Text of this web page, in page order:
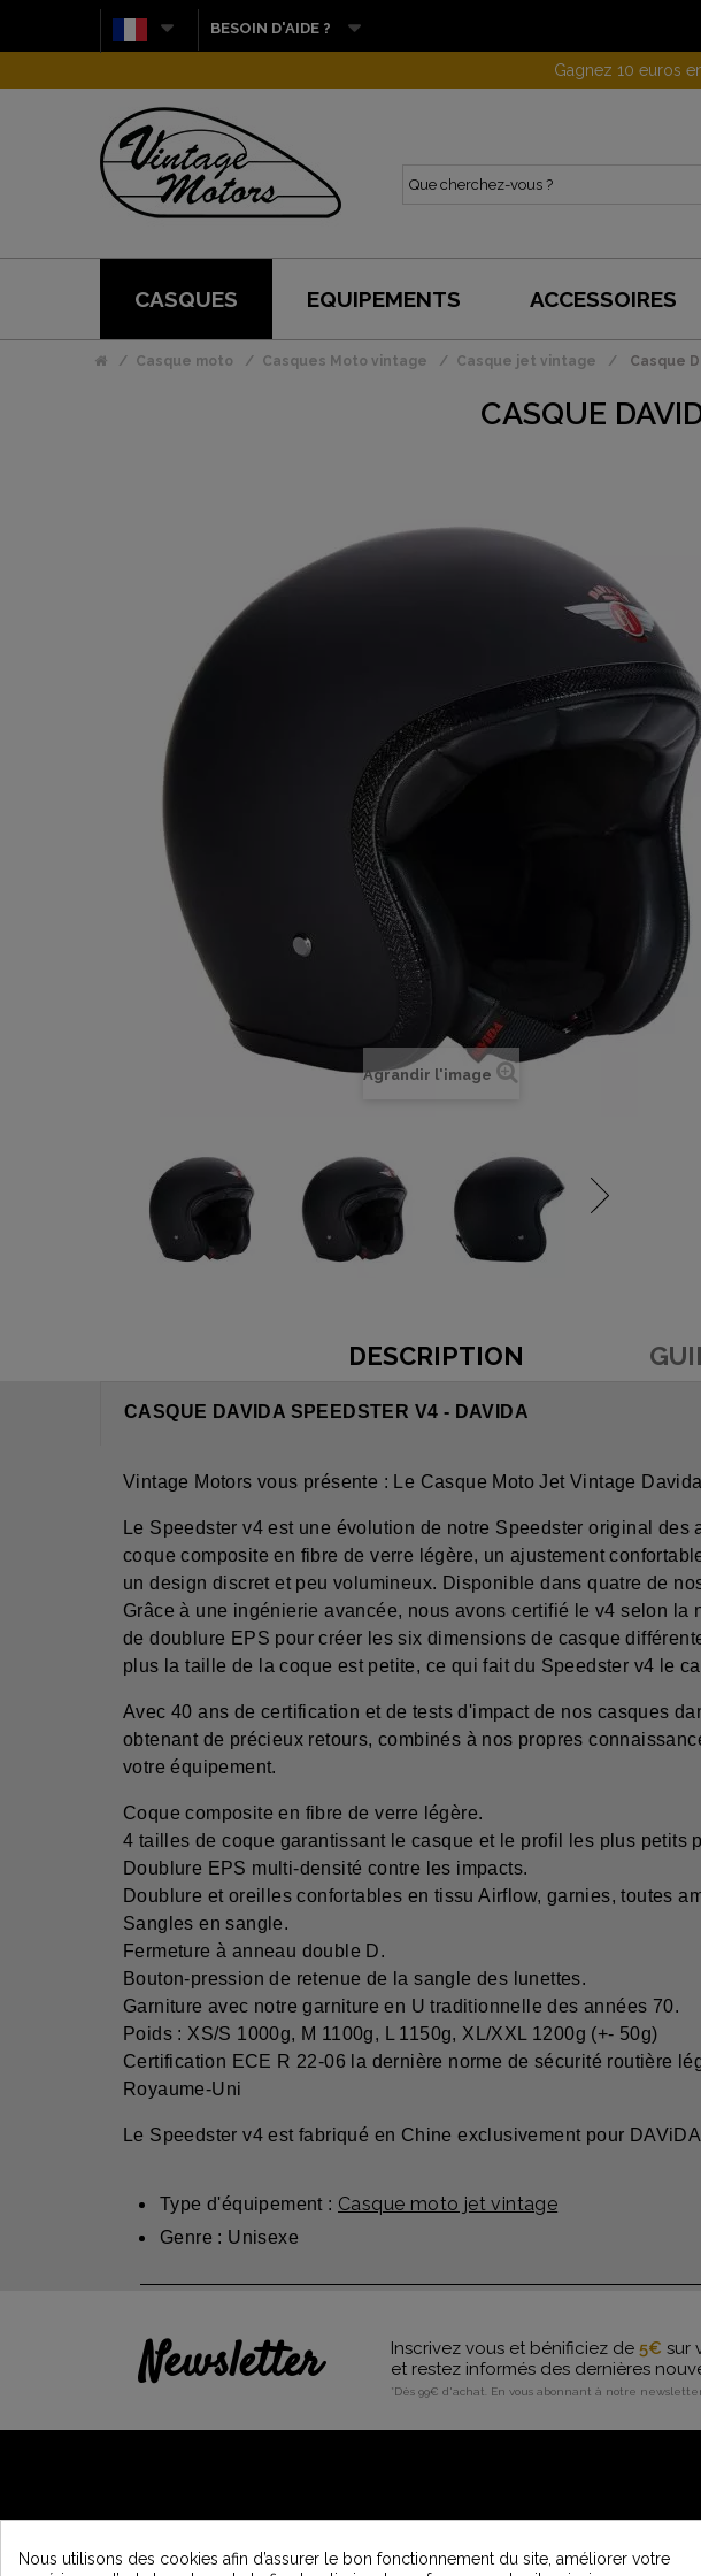
BESOIN D'AIDE ?
Gagnez 10 euros
CASQUES EQUIPEMENTS ACCESSOIRES
Casque moto Casques Moto vintage Casque jet vintage Casque
CASQUE
Agrandir l'image
DESCRIPTION
CASQUE DAVIDA SPEEDSTER V4 - DAVIDA
Vintage Motors vous présente : Le Casque Moto Jet Vintage
Le Speedster v4 est une évolution de notre Speedster original
coque composite en fibre de verre légère, un ajustement
un design discret et peu volumineux. Disponible dans quatre de
Grâce à une ingénierie avancée, nous avons certifié le v4 selon
de doublure EPS pour créer les six dimensions de casque
plus la taille de la coque est petite, ce qui fait du Speedster v4 le
Avec 40 ans de certification et de tests d'impact de nos casques
obtenant de précieux retours, combinés à nos propres
votre équipement.
Coque composite en fibre de verre légère.
4 tailles de coque garantissant le casque et le profil les plus petits
Doublure EPS multi-densité contre les impacts.
Doublure et oreilles confortables en tissu Airflow, garnies, toutes
Sangles en sangle.
Fermeture à anneau double D.
Bouton-pression de retenue de la sangle des lunettes.
Garniture avec notre garniture en U traditionnelle des années 70.
Poids : XS/S 1000g, M 1100g, L 1150g, XL/XXL 1200g (+- 50g)
Certification ECE R 22-06 la dernière norme de sécurité routière
Royaume-Uni
Le Speedster v4 est fabriqué en Chine exclusivement pour
Type d'équipement : Casque moto jet vintage
Genre : Unisexe
Newsletter Inscrivez vous et bénificiez de 5€ sur
et restez informés des dernières
*Dès 99€ d'achat. En vous abonnant à notre
A PROPOS DE VINTAGE SERVICE CLIENT
Nous utilisons des cookies afin d’assurer le bon fonctionnement du site, améliorer votre